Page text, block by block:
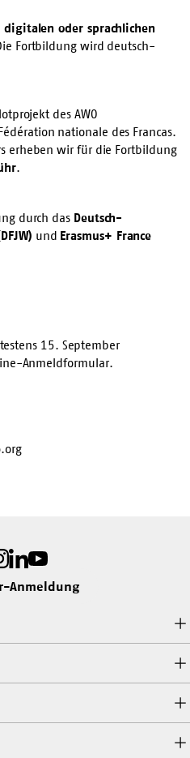
digitalen oder sprachlichen
Fortbildung wird deutsch-
des AWO
nationale des Francas.
erheben wir für die Fortbildung
.
durch das Deutsch-
und Erasmus+ France
15. September
Anmeldformular.
LinkedIn
Youtube
Anmeldung